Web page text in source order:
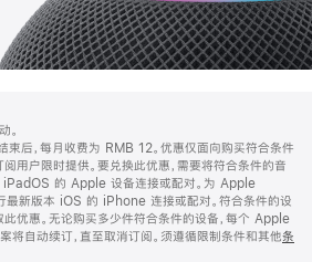
。
束后，每月收费为 RMB 12。优惠仅面向购买符合条件
户限时提供。要兑换此优惠，需要将符合条件的音
的 Apple 设备连接或配对。为 Apple
最新版本 iOS 的 iPhone 连接或配对。符合条件的设
优惠。无论购买多少件符合条件的设备，每个 Apple
将自动续订，直至取消订阅。须遵循限制条件和其他条